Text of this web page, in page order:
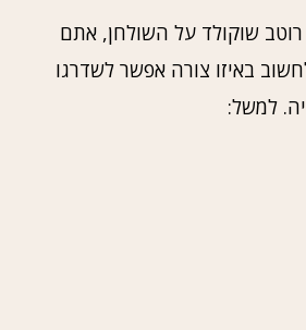
שוקולד על השולחן, אתם
באיזו צורה אפשר לשדרגו
למשל: